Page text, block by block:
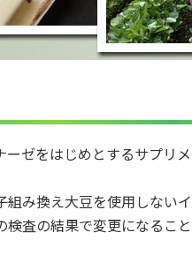
ゼをはじめとするサプリ
み換え大豆を使用しない
査の結果で変更になること